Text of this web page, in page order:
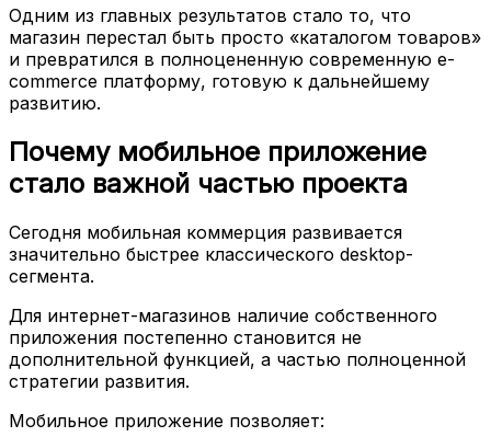
Одним из главных результатов стало то, что
магазин перестал быть просто «каталогом товаров»
и превратился в полноцененную современную e-
commerce платформу, готовую к дальнейшему
развитию.
Почему мобильное приложение
стало важной частью проекта
Сегодня мобильная коммерция развивается
значительно быстрее классического desktop-
сегмента.
Для интернет-магазинов наличие собственного
приложения постепенно становится не
дополнительной функцией, а частью полноценной
стратегии развития.
Мобильное приложение позволяет: